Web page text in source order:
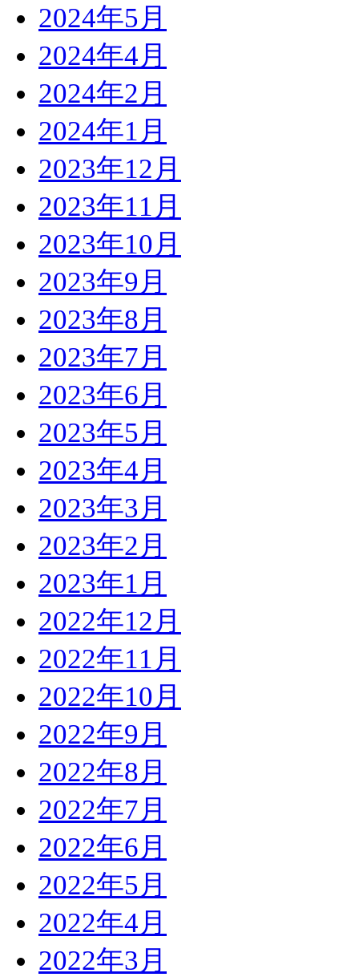
2024年5月
2024年4月
2024年2月
2024年1月
2023年12月
2023年11月
2023年10月
2023年9月
2023年8月
2023年7月
2023年6月
2023年5月
2023年4月
2023年3月
2023年2月
2023年1月
2022年12月
2022年11月
2022年10月
2022年9月
2022年8月
2022年7月
2022年6月
2022年5月
2022年4月
2022年3月